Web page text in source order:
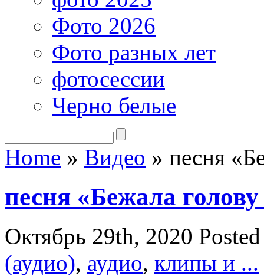
Фото 2026
Фото разных лет
фотосессии
Черно белые
Home » Видео » песня
песня «Бежала
Октябрь 29th, 2020
(аудио), аудио, клипы и ...